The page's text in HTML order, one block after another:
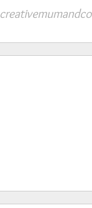
creativemumandco